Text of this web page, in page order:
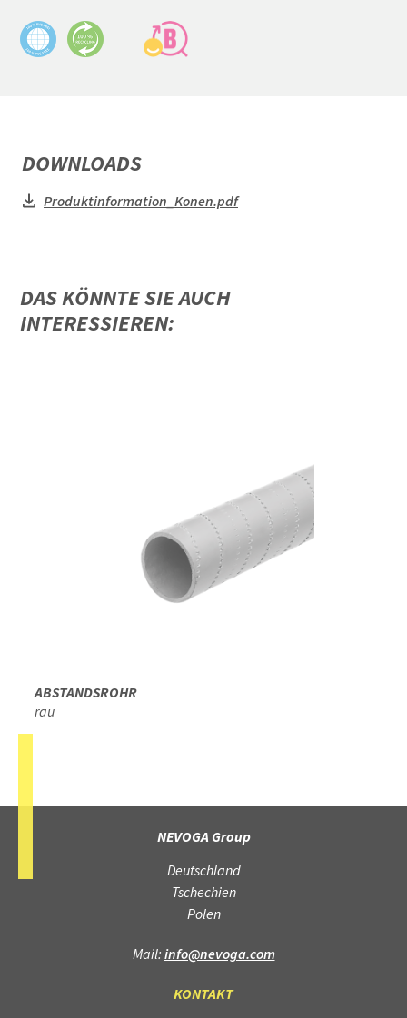
DOWNLOADS
Produktinformation_Konen.pdf
DAS KÖNNTE SIE AUCH
INTERESSIEREN:
ABSTANDSROHR
rau
NEVOGA Group
Deutschland
Tschechien
Polen
Mail:info@nevoga.com
KONTAKT